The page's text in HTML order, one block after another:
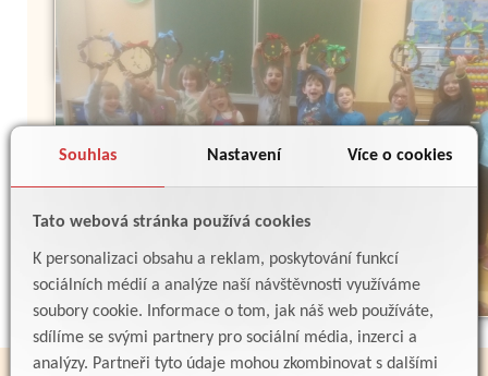
Souhlas Nastavení Více o cookies
Tato webová stránka používá cookies
K personalizaci obsahu a reklam, poskytování funkcí
sociálních médií a analýze naší návštěvnosti využíváme
soubory cookie. Informace o tom, jak náš web používáte,
sdílíme se svými partnery pro sociální média, inzerci a
analýzy. Partneři tyto údaje mohou zkombinovat s dalšími